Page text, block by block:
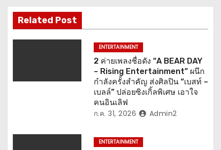
เ
รื่
Related Post
ENTERTAINMENT
2 ค่ายเพลงชื่อดัง “A BEAR DAY
– Rising Entertainment” ผนึก
กำลังครั้งสำคัญ ส่งศิลปิน “เบสท์ –
เบลล์” ปล่อยซิงเกิ้ลพิเศษ เอาใจ
คนอินเลิฟ
ก.ค. 31, 2026 Admin2
ENTERTAINMENT